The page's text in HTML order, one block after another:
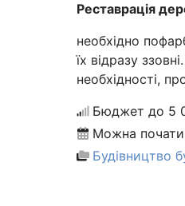
Реставрація
необхідно
їх відразу
необхідності,
Бюджет до 5
Можна
Будівництво